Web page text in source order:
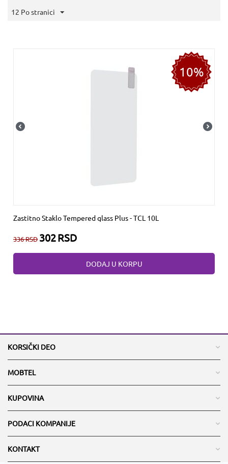
12 Po stranici
10%
Zastitno Staklo Tempered glass Plus - TCL 10L
336RSD 302RSD
DODAJ U KORPU
KORSIČKI DEO
MOBTEL
KUPOVINA
PODACI KOMPANIJE
KONTAKT